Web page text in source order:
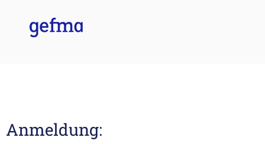
Anmeldung: